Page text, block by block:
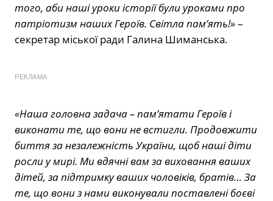
того, аби наші уроки історії були уроками про
патріотизм наших Героїв. Світла пам’ять!»–
секретар міської ради Галина Шиманська.
РЕКЛАМА
«Наша головна задача – пам’ятати Героїв і
виконати те, що вони не встигли. Продовжити
биття за незалежність України, щоб наші діти
росли у мирі. Ми вдячні вам за виховання ваших
дітей, за підтримку ваших чоловіків, братів… За
те, що вони з нами виконували поставлені боєві